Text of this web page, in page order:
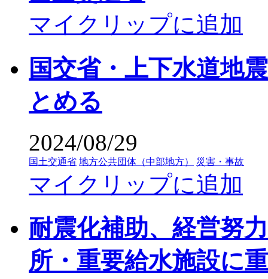
マイクリップに追加
国交省・上下水道地
とめる
2024/08/29
国土交通省 地方公共団体（中部地方） 災害・事故
マイクリップに追加
耐震化補助、経営努
所・重要給水施設に